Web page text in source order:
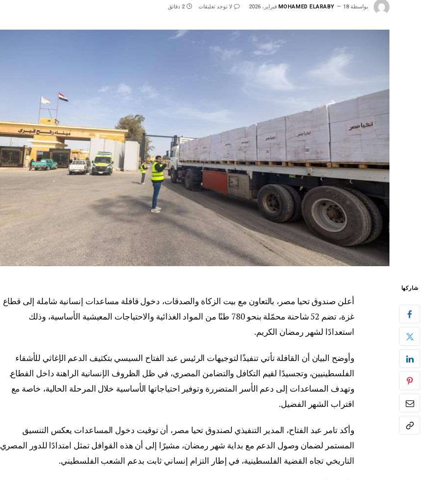
بواسطة MOHAMED ELARABY 18 فبراير، 2026 لا توجد تعليقات 2 دقائق
شاركها
أعلن صندوق تحيا مصر، بالتعاون مع بيت الزكاة والصدقات، دخول قافلة مساعدات إنسانية شاملة إلى قطاع
غزة، تضم 52 شاحنة محمّلة بنحو 780 طنًا من المواد الغذائية والاحتياجات المعيشية الأساسية، وذلك
استعدادًا لشهر رمضان الكريم.
وأوضح البيان أن القافلة تأتي تنفيذًا لتوجيهات الرئيس عبد الفتاح السيسي بتكثيف الدعم الإغاثي للأشقاء
الفلسطينيين، وتجسيدًا لقيم التكافل والتضامن المصري، في ظل الظروف الإنسانية الراهنة داخل القطاع.
وتهدف المساعدات إلى دعم الأسر المتضررة وتوفير احتياجاتها الأساسية خلال المرحلة الحالية، خاصة مع
اقتراب الشهر الفضيل.
وأكد تامر عبد الفتاح، المدير التنفيذي لصندوق تحيا مصر، أن توقيت دخول المساعدات يعكس التنسيق
المستمر لضمان وصول الدعم مع بداية شهر رمضان، مشيرًا إلى أن هذه القوافل تمثل امتدادًا للدور المصري
التاريخي تجاه القضية الفلسطينية، في إطار التزام إنساني ثابت بدعم الشعب الفلسطيني.